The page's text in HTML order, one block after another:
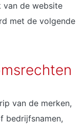
de website
met de volgende
van de merken,
bedrijfsnamen,